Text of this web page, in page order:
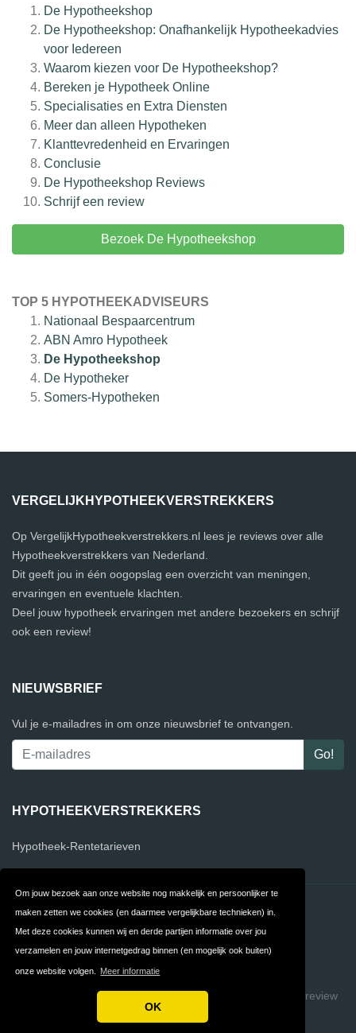
Om jouw bezoek aan onze website nog makkelijk en persoonlijker te
maken zetten we cookies (en daarmee vergelijkbare technieken) in.
Met deze cookies kunnen wij en derde partijen informatie over jou
verzamelen en jouw internetgedrag binnen (en mogelijk ook buiten)
onze website volgen. Meer informatie
OK
De Hypotheekshop
De Hypotheekshop: Onafhankelijk Hypotheekadvies
voor Iedereen
Waarom kiezen voor De Hypotheekshop?
Bereken je Hypotheek Online
Specialisaties en Extra Diensten
Meer dan alleen Hypotheken
Klanttevredenheid en Ervaringen
Conclusie
De Hypotheekshop Reviews
Schrijf een review
Bezoek De Hypotheekshop
TOP 5 HYPOTHEEKADVISEURS
Nationaal Bespaarcentrum
ABN Amro Hypotheek
De Hypotheekshop
De Hypotheker
Somers-Hypotheken
VERGELIJKHYPOTHEEKVERSTREKKERS
Op VergelijkHypotheekverstrekkers.nl lees je reviews over alle
Hypotheekverstrekkers van Nederland.
Dit geeft jou in één oogopslag een overzicht van meningen,
ervaringen en eventuele klachten.
Deel jouw hypotheek ervaringen met andere bezoekers en schrijf
ook een review!
NIEUWSBRIEF
Vul je e-mailadres in om onze nieuwsbrief te ontvangen.
HYPOTHEEKVERSTREKKERS
Hypotheek-Rentetarieven
Contact Privacy
Algemene FAQ
Copyright © 2026 VergelijkHypotheekverstrekkers
Build review
sites with ReviewTycoon